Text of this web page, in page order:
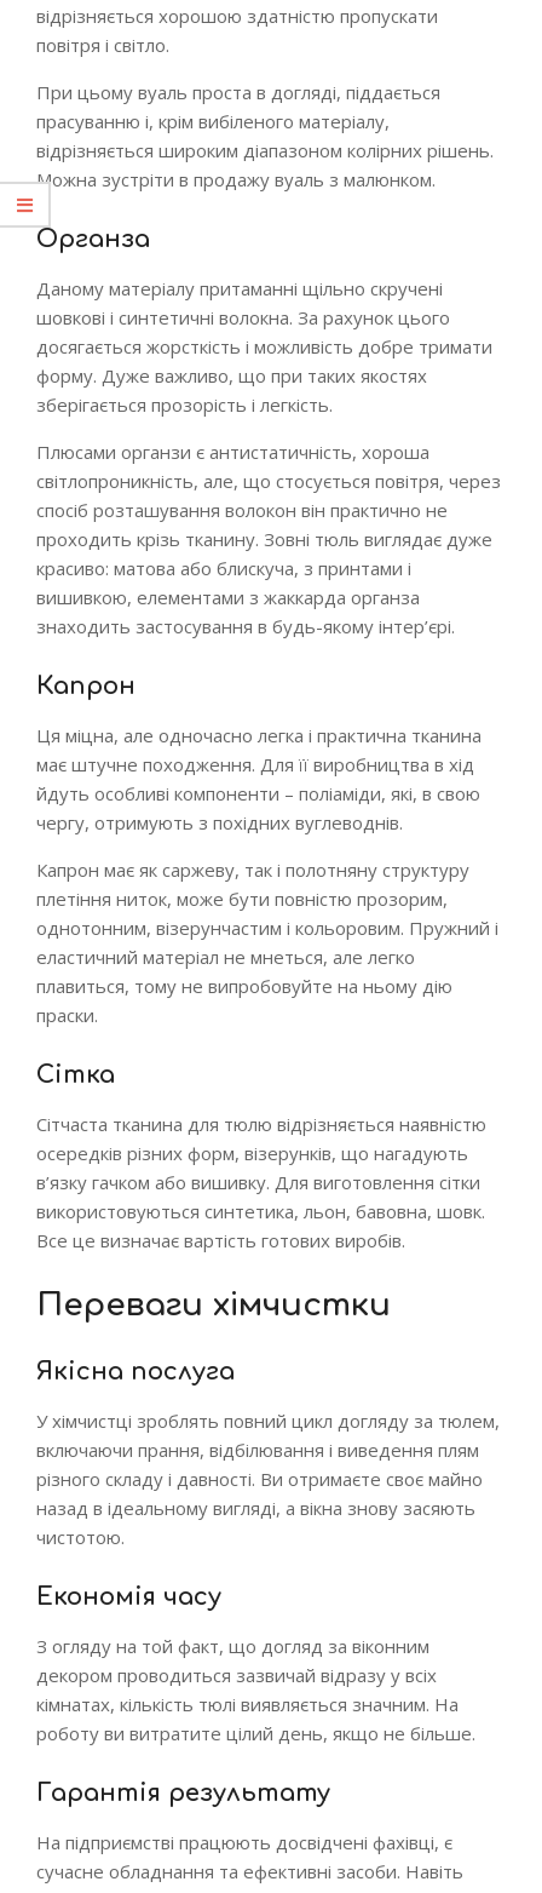
відрізняється хорошою здатністю пропускати
повітря і світло.
При цьому вуаль проста в догляді, піддається
прасуванню і, крім вибіленого матеріалу,
відрізняється широким діапазоном колірних рішень.
Можна зустріти в продажу вуаль з малюнком.
Органза
Даному матеріалу притаманні щільно скручені
шовкові і синтетичні волокна. За рахунок цього
досягається жорсткість і можливість добре тримати
форму. Дуже важливо, що при таких якостях
зберігається прозорість і легкість.
Плюсами органзи є антистатичність, хороша
світлопроникність, але, що стосується повітря, через
спосіб розташування волокон він практично не
проходить крізь тканину. Зовні тюль виглядає дуже
красиво: матова або блискуча, з принтами і
вишивкою, елементами з жаккарда органза
знаходить застосування в будь-якому інтер’єрі.
Капрон
Ця міцна, але одночасно легка і практична тканина
має штучне походження. Для її виробництва в хід
йдуть особливі компоненти – поліаміди, які, в свою
чергу, отримують з похідних вуглеводнів.
Капрон має як саржеву, так і полотняну структуру
плетіння ниток, може бути повністю прозорим,
однотонним, візерунчастим і кольоровим. Пружний і
еластичний матеріал не мнеться, але легко
плавиться, тому не випробовуйте на ньому дію
праски.
Сітка
Сітчаста тканина для тюлю відрізняється наявністю
осередків різних форм, візерунків, що нагадують
в’язку гачком або вишивку. Для виготовлення сітки
використовуються синтетика, льон, бавовна, шовк.
Все це визначає вартість готових виробів.
Переваги хімчистки
Якісна послуга
У хімчистці зроблять повний цикл догляду за тюлем,
включаючи прання, відбілювання і виведення плям
різного складу і давності. Ви отримаєте своє майно
назад в ідеальному вигляді, а вікна знову засяють
чистотою.
Економія часу
З огляду на той факт, що догляд за віконним
декором проводиться зазвичай відразу у всіх
кімнатах, кількість тюлі виявляється значним. На
роботу ви витратите цілий день, якщо не більше.
Гарантія результату
На підприємстві працюють досвідчені фахівці, є
сучасне обладнання та ефективні засоби. Навіть